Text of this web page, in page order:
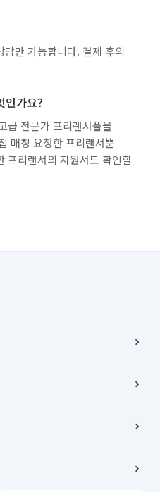
만 가능합니다. 결제 후의
인가요?
급 전문가 프리랜서풀을
매칭 요청한 프리랜서뿐
프리랜서의 지원서도 확인할
6(중학동, 트윈트리빌딩) B동 5층
율곡로 24, 7층, 8층 미소
은 거래당사자에게 있습니다.
Reserved.